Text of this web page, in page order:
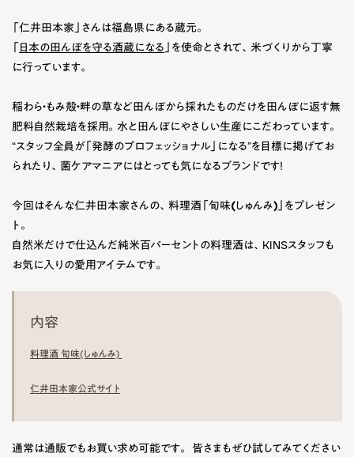
「仁井田本家」さんは福島県にある蔵元。
「日本の田んぼを守る酒蔵になる」を使命とされて、米づくりから丁寧
に行っています。
稲わら・もみ殻・畔の草など田んぼから採れたものだけを田んぼに返す無
肥料自然栽培を採用。 水と田んぼにやさしい生産にこだわっています。
“スタッフ全員が「発酵のプロフェッショナル」になる”を目標に掲げてお
られたり、菌ケアマニアにはとっても気になるブランドです！
今回はそんな仁井田本家さんの、 料理酒「旬味(しゅんみ)」 をプレゼン
ト。
自然米だけで仕込んだ純米百パーセントの料理酒は、KINSスタッフも
お気に入りの愛用アイテムです。
内容
料理酒 旬味(しゅんみ)
仁井田本家公式サイト
通常は通販でもお買い求め可能です。 皆さまもぜひ試してみてください